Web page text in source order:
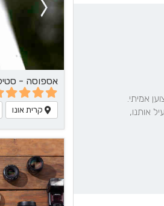
אספוסה -
קרית אונו